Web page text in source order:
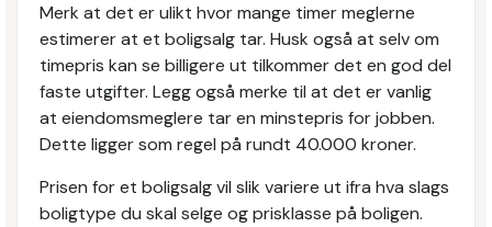
Merk at det er ulikt hvor mange timer meglerne
estimerer at et boligsalg tar. Husk også at selv om
timepris kan se billigere ut tilkommer det en god del
faste utgifter. Legg også merke til at det er vanlig
at eiendomsmeglere tar en minstepris for jobben.
Dette ligger som regel på rundt 40.000 kroner.
Prisen for et boligsalg vil slik variere ut ifra hva slags
boligtype du skal selge og prisklasse på boligen.